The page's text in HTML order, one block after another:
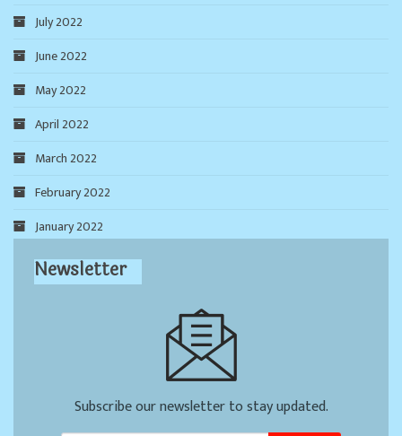
July 2022
June 2022
May 2022
April 2022
March 2022
February 2022
January 2022
Newsletter
Subscribe our newsletter to stay updated.